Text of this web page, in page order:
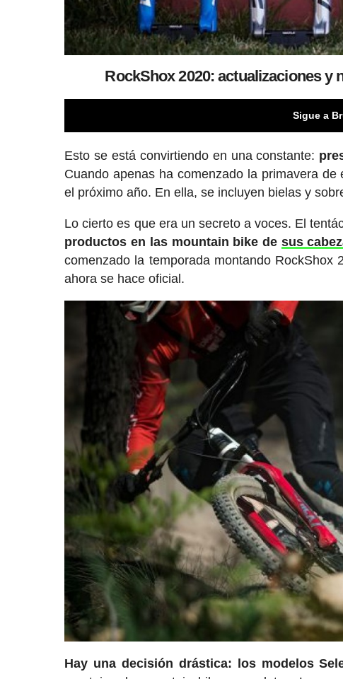
RockShox 2020: actualizaciones
Sigue a
Esto se está convirtiendo en una constante:
Cuando apenas ha comenzado la primavera
el próximo año. En ella, se incluyen bielas y
Lo cierto es que era un secreto a voces. El
productos en las mountain bike de sus
comenzado la temporada montando
ahora se hace oficial.
Hay una decisión drástica: los modelos